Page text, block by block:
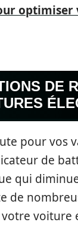
optimiser
DE
pour vos
de
qui
de
voiture